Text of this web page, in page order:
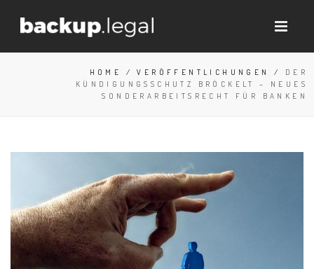
HOME /VERÖFFENTLICHUNGEN / DER
KÜNDIGUNGSSCHUTZ BRÖCKELT – NEUES
SONDERARBEITSRECHT FÜR BANKEN